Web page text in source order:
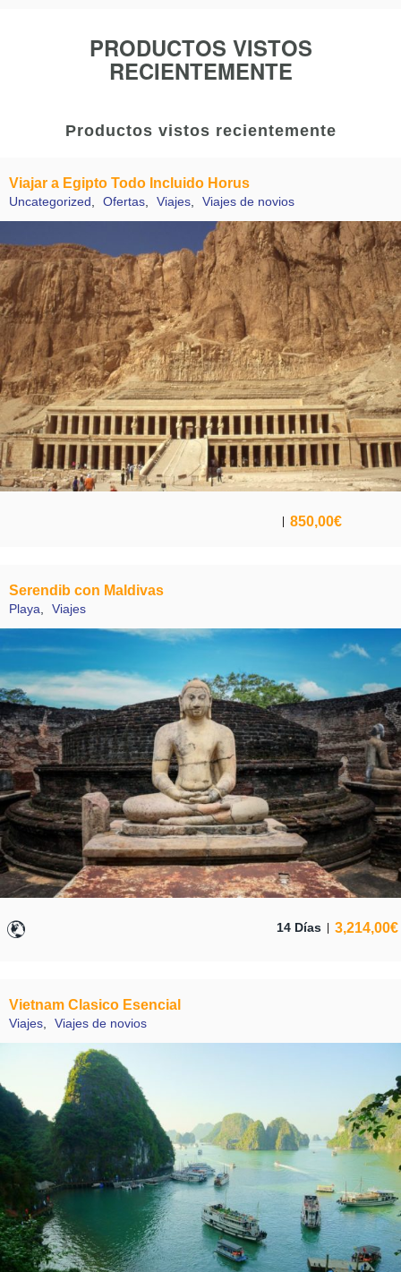
PRODUCTOS VISTOS
RECIENTEMENTE
Productos vistos recientemente
Viajar a Egipto Todo Incluido Horus
Uncategorized Ofertas Viajes Viajes de novios
850,00€
Serendib con Maldivas
Playa Viajes
14 Días 3,214,00€
Vietnam Clasico Esencial
Viajes Viajes de novios